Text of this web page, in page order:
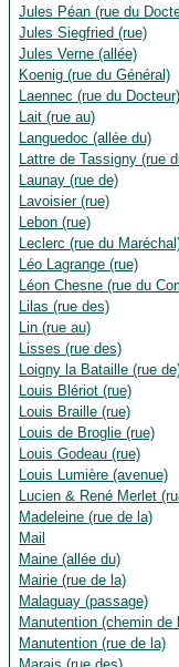
Jules Péan (rue du
Jules Siegfried (rue)
Jules Verne (allée)
Koenig (rue du Général)
Laennec (rue du Docteur)
Lait (rue au)
Languedoc (allée du)
Lattre de Tassigny (rue
Launay (rue de)
Lavoisier (rue)
Lebon (rue)
Leclerc (rue du
Léo Lagrange (rue)
Léon Chesne (rue du
Lilas (rue des)
Lin (rue au)
Lisses (rue des)
Loigny la Bataille (rue
Louis Blériot (rue)
Louis Braille (rue)
Louis de Broglie (rue)
Louis Godeau (rue)
Louis Lumière (avenue)
Lucien & René Merlet
Madeleine (rue de la)
Mail
Maine (allée du)
Mairie (rue de la)
Malaguay (passage)
Manutention (chemin de
Manutention (rue de la)